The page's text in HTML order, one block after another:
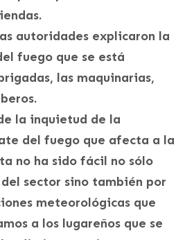
autoridades explicaron la
fuego que se está
las maquinarias,
la inquietud de la
del fuego que afecta a la
no ha sido fácil no sólo
sector sino también por
meteorológicas que
a los lugareños que se